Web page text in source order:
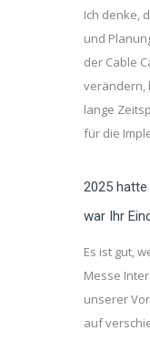
Ich denke,
und
der Cable
verändern,
lange
für die
2025
war Ihr
Es ist gut,
Messe
unserer
auf